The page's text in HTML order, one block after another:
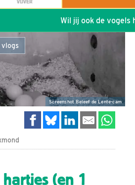
VIJVER
Wil jij ook de vogels
Screenshot Beleef de Lente-cam
(en 1